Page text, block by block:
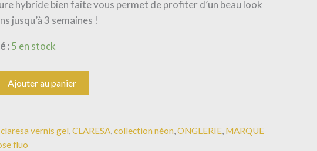
hybride bien faite vous permet de profiter d’un beau look
jusqu’à 3 semaines !
:5 en stock
Ajouter au panier
claresa vernis gel,CLARESA,collection néon,ONGLERIE, MARQUE
fluo